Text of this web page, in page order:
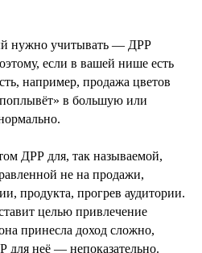
нужно учитывать — ДРР
если в вашей нише есть
например, продажа цветов
в большую или
ДРР для, так называемой,
не на продажи,
продукта, прогрев аудитории.
целью привлечение
принесла доход сложно,
для неё — непоказательно.